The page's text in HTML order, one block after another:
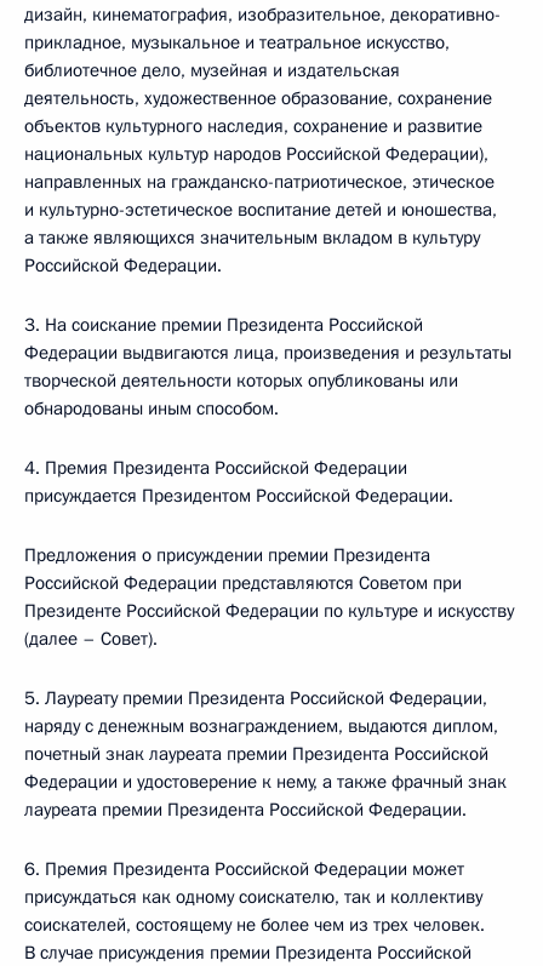
дизайн, кинематография, изобразительное, декоративно-
прикладное, музыкальное и театральное искусство,
библиотечное дело, музейная и издательская
деятельность, художественное образование, сохранение
объектов культурного наследия, сохранение и развитие
национальных культур народов Российской Федерации),
направленных на гражданско-патриотическое, этическое
и культурно-эстетическое воспитание детей и юношества,
а также являющихся значительным вкладом в культуру
Российской Федерации.
3. На соискание премии Президента Российской
Федерации выдвигаются лица, произведения и результаты
творческой деятельности которых опубликованы или
обнародованы иным способом.
4. Премия Президента Российской Федерации
присуждается Президентом Российской Федерации.
Предложения о присуждении премии Президента
Российской Федерации представляются Советом при
Президенте Российской Федерации по культуре и искусству
(далее – Совет).
5. Лауреату премии Президента Российской Федерации,
наряду с денежным вознаграждением, выдаются диплом,
почетный знак лауреата премии Президента Российской
Федерации и удостоверение к нему, а также фрачный знак
лауреата премии Президента Российской Федерации.
6. Премия Президента Российской Федерации может
присуждаться как одному соискателю, так и коллективу
соискателей, состоящему не более чем из трех человек.
В случае присуждения премии Президента Российской